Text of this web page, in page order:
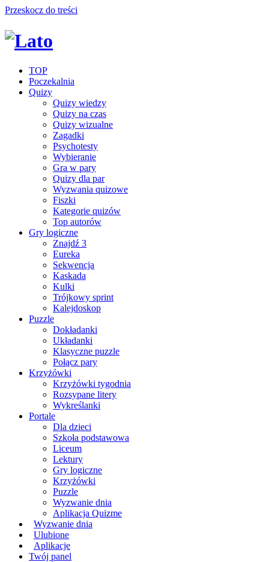
Przeskocz do treści
TOP
Poczekalnia
Quizy
Quizy wiedzy
Quizy na czas
Quizy wizualne
Zagadki
Psychotesty
Wybieranie
Gra w pary
Quizy dla par
Wyzwania quizowe
Fiszki
Kategorie quizów
Top autorów
Gry logiczne
Znajdź 3
Eureka
Sekwencja
Kaskada
Kulki
Trójkowy sprint
Kalejdoskop
Puzzle
Dokładanki
Układanki
Klasyczne puzzle
Połącz pary
Krzyżówki
Krzyżówki tygodnia
Rozsypane litery
Wykreślanki
Portale
Dla dzieci
Szkoła podstawowa
Liceum
Lektury
Gry logiczne
Krzyżówki
Puzzle
Wyzwanie dnia
Aplikacja Quizme
Wyzwanie dnia
Ulubione
Aplikacje
Twój panel